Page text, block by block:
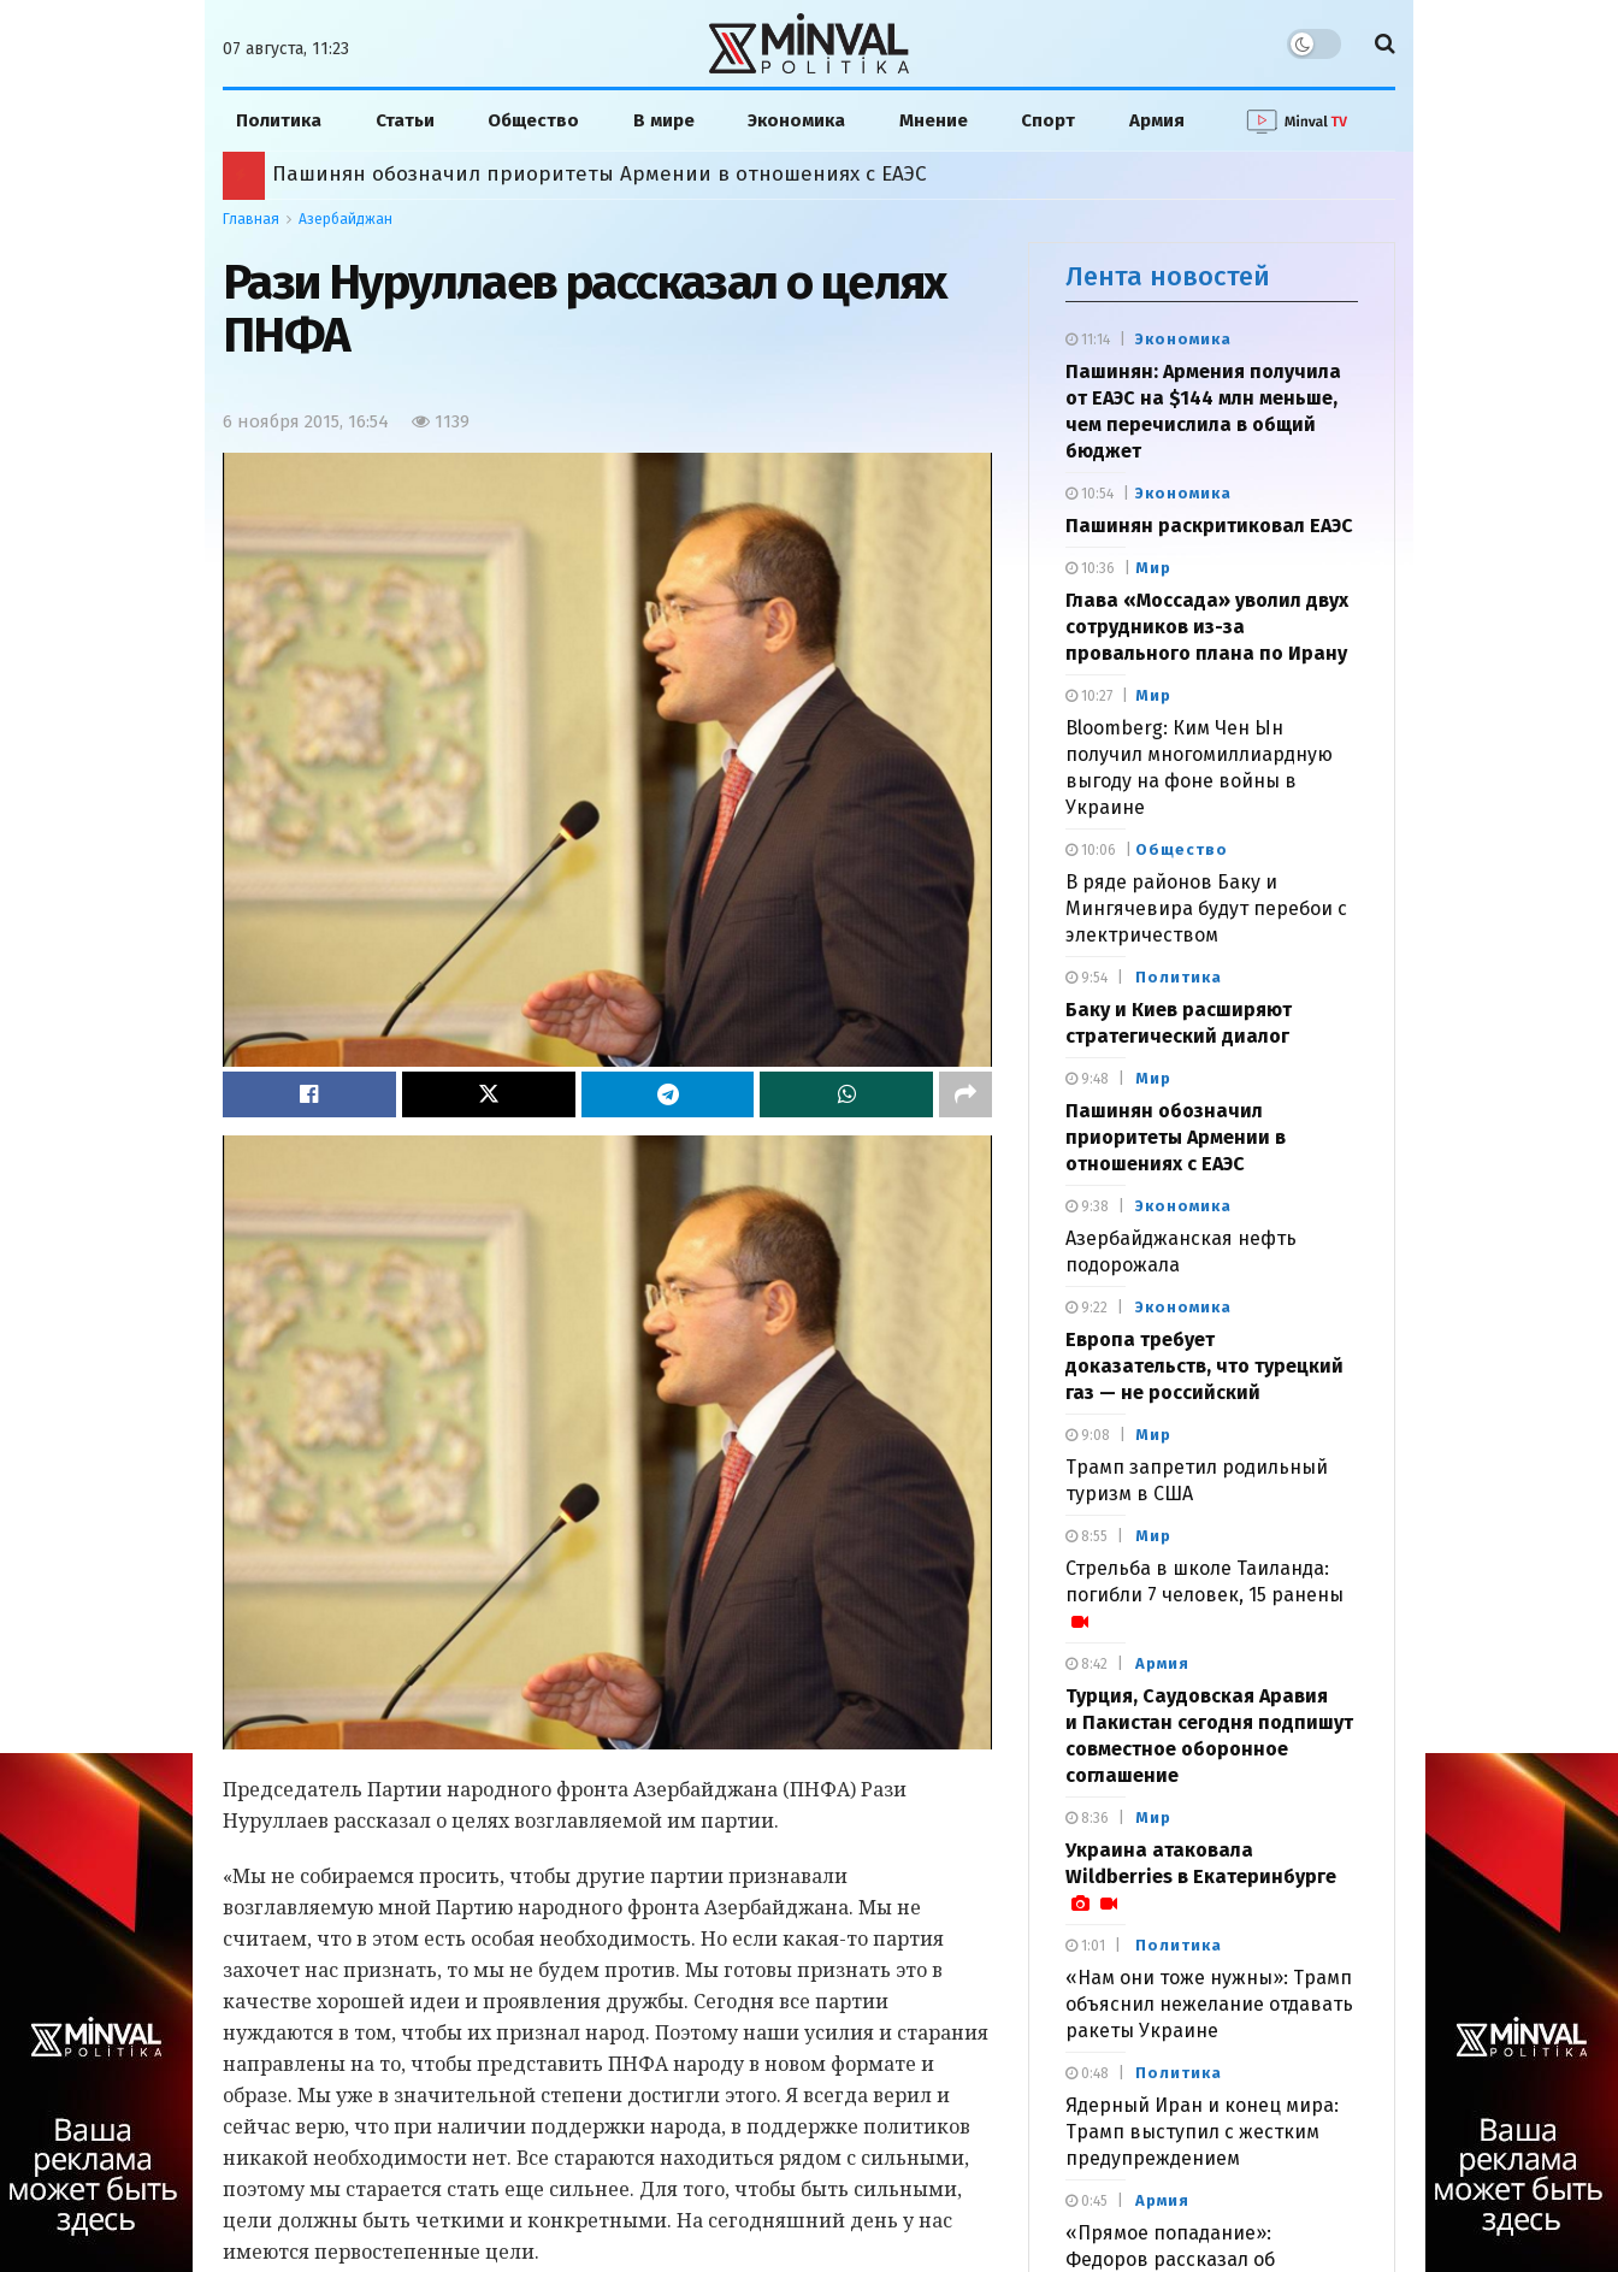
07 августа, 11:23
Политика Статьи Общество В мире Экономика Мнение Спорт Армия
Пашинян обозначил приоритеты Армении в отношениях с ЕАЭС
Главная Азербайджан
Рази Нуруллаев рассказал о целях
ПНФА
6 ноября 2015, 16:54 1139
Председатель Партии народного фронта Азербайджана (ПНФА) Рази
Нуруллаев рассказал о целях возглавляемой им партии.
«Мы не собираемся просить, чтобы другие партии признавали
возглавляемую мной Партию народного фронта Азербайджана. Мы не
считаем, что в этом есть особая необходимость. Но если какая-то партия
захочет нас признать, то мы не будем против. Мы готовы признать это в
качестве хорошей идеи и проявления дружбы. Сегодня все партии
нуждаются в том, чтобы их признал народ. Поэтому наши усилия и старания
направлены на то, чтобы представить ПНФА народу в новом формате и
образе. Мы уже в значительной степени достигли этого. Я всегда верил и
сейчас верю, что при наличии поддержки народа, в поддержке политиков
никакой необходимости нет. Все стараются находиться рядом с сильными,
поэтому мы старается стать еще сильнее. Для того, чтобы быть сильными,
цели должны быть четкими и конкретными. На сегодняшний день у нас
имеются первостепенные цели.
Лента новостей
Экономика
Пашинян: Армения получила
от ЕАЭС на $144 млн меньше,
чем перечислила в общий
бюджет
11:14
Экономика
Пашинян раскритиковал ЕАЭС
10:54
Мир
Глава «Моссада» уволил двух
сотрудников из-за
провального плана по Ирану
10:36
Мир
Bloomberg: Ким Чен Ын
получил многомиллиардную
выгоду на фоне войны в
Украине
10:27
Общество
В ряде районов Баку и
Мингячевира будут перебои с
электричеством
10:06
Политика
Баку и Киев расширяют
стратегический диалог
9:54
Мир
Пашинян обозначил
приоритеты Армении в
отношениях с ЕАЭС
9:48
Экономика
Азербайджанская нефть
подорожала
9:38
Экономика
Европа требует
доказательств, что турецкий
газ — не российский
9:22
Мир
Трамп запретил родильный
туризм в США
9:08
Мир
Стрельба в школе Таиланда:
погибли 7 человек, 15 ранены
8:55
Армия
Турция, Саудовская Аравия
и Пакистан сегодня подпишут
совместное оборонное
соглашение
8:42
Мир
Украина атаковала
Wildberries в Екатеринбурге
8:36
Политика
«Нам они тоже нужны»: Трамп
объяснил нежелание отдавать
ракеты Украине
1:01
Политика
Ядерный Иран и конец мира:
Трамп выступил с жестким
предупреждением
0:48
Армия
«Прямое попадание»:
Федоров рассказал об
0:45